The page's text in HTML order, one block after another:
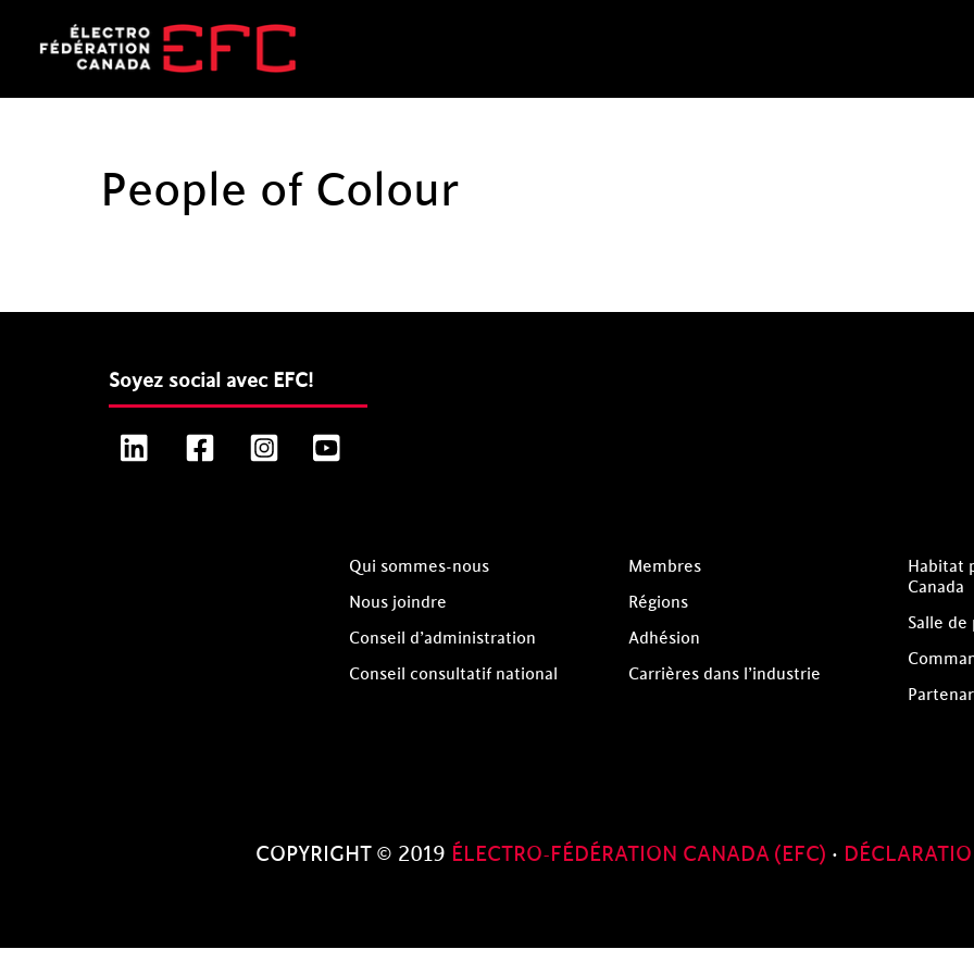
People of Colour
Soyez social avec EFC!
LinkedIn FacebookInstagram
Qui sommes-nous
Nous joindre
Conseil d’administration
Conseil consultatif national
Membres
Régions
Adhésion
Carrières dans l’industrie
Habitat
Canada
Salle de
COPYRIGHT © 2019 ÉLECTRO-FÉDÉRATION CANADA (EFC) ·